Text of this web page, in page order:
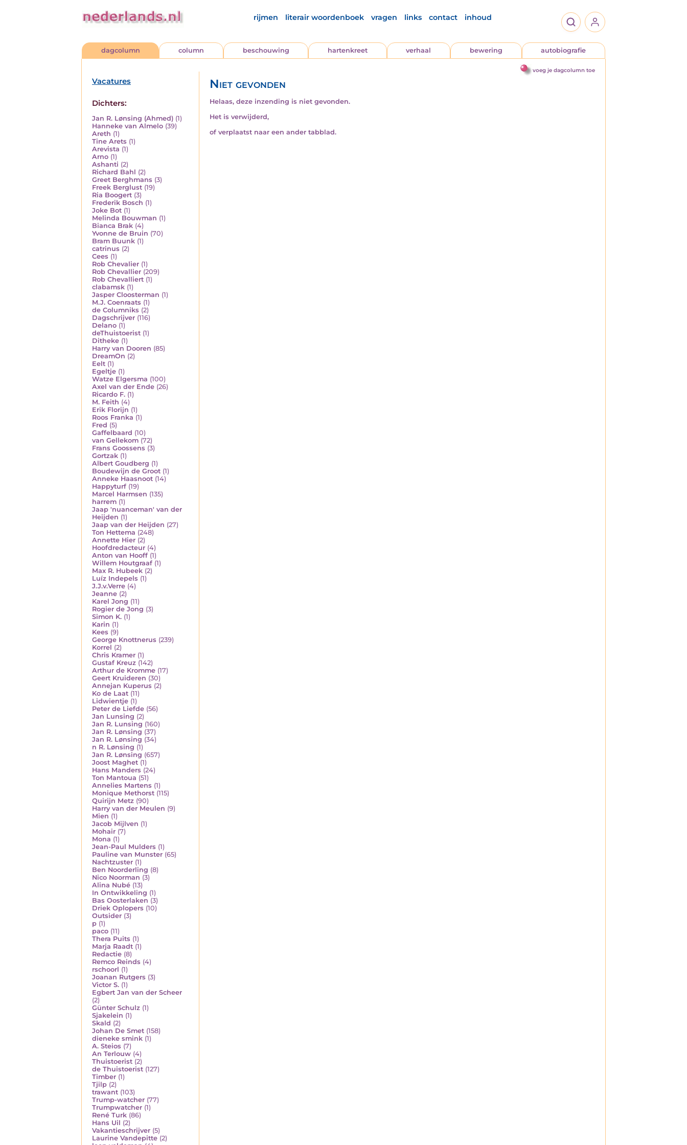
rijmen literair woordenboek vragen links contact inhoud
dagcolumn column beschouwing hartenkreet verhaal bewering autobiografie
voeg je dagcolumn toe
Vacatures
Dichters:
Jan R. Lønsing (Ahmed) (1)
Hanneke van Almelo (39)
Areth (1)
Tine Arets (1)
Arevista (1)
Arno (1)
Ashanti (2)
Richard Bahl (2)
Greet Berghmans (3)
Freek Berglust (19)
Ria Boogert (3)
Frederik Bosch (1)
Joke Bot (1)
Melinda Bouwman (1)
Bianca Brak (4)
Yvonne de Bruin (70)
Bram Buunk (1)
catrinus (2)
Cees (1)
Rob Chevalier (1)
Rob Chevallier (209)
Rob Chevalliert (1)
clabamsk (1)
Jasper Cloosterman (1)
M.J. Coenraats (1)
de Columniks (2)
Dagschrijver (116)
Delano (1)
deThuistoerist (1)
Ditheke (1)
Harry van Dooren (85)
DreamOn (2)
Eelt (1)
Egeltje (1)
Watze Elgersma (100)
Axel van der Ende (26)
Ricardo F. (1)
M. Feith (4)
Erik Florijn (1)
Roos Franka (1)
Fred (5)
Gaffelbaard (10)
van Gellekom (72)
Frans Goossens (3)
Gortzak (1)
Albert Goudberg (1)
Boudewijn de Groot (1)
Anneke Haasnoot (14)
Happyturf (19)
Marcel Harmsen (135)
harrem (1)
Jaap 'nuanceman' van der
Heijden (1)
Jaap van der Heijden (27)
Ton Hettema (248)
Annette Hier (2)
Hoofdredacteur (4)
Anton van Hooff (1)
Willem Houtgraaf (1)
Max R. Hubeek (2)
Luíz Indepels (1)
J.J.v.Verre (4)
Jeanne (2)
Karel Jong (11)
Rogier de Jong (3)
Simon K. (1)
Karin (1)
Kees (9)
George Knottnerus (239)
Korrel (2)
Chris Kramer (1)
Gustaf Kreuz (142)
Arthur de Kromme (17)
Geert Kruideren (30)
Annejan Kuperus (2)
Ko de Laat (11)
Lidwientje (1)
Peter de Liefde (56)
Jan Lunsing (2)
Jan R. Lunsing (160)
Jan R. Lønsing (37)
Jan R. Lønsing (34)
n R. Lønsing (1)
Jan R. Lønsing (657)
Joost Maghet (1)
Hans Manders (24)
Ton Mantoua (51)
Annelies Martens (1)
Monique Methorst (115)
Quirijn Metz (90)
Harry van der Meulen (9)
Mien (1)
Jacob Mijlven (1)
Mohair (7)
Mona (1)
Jean-Paul Mulders (1)
Pauline van Munster (65)
Nachtzuster (1)
Ben Noorderling (8)
Nico Noorman (3)
Alina Nubé (13)
In Ontwikkeling (1)
Bas Oosterlaken (3)
Driek Oplopers (10)
Outsider (3)
p (1)
paco (11)
Thera Puits (1)
Marja Raadt (1)
Redactie (8)
Remco Reinds (4)
rschoorl (1)
Joanan Rutgers (3)
Victor S. (1)
Egbert Jan van der Scheer
(2)
Günter Schulz (1)
Sjakelein (1)
Skald (2)
Johan De Smet (158)
dieneke smink (1)
A. Steios (7)
An Terlouw (4)
Thuistoerist (2)
de Thuistoerist (127)
Timber (1)
Tjilp (2)
trawant (103)
Trump-watcher (77)
Trumpwatcher (1)
René Turk (86)
Hans Uil (2)
Vakantieschrijver (5)
Laurine Vandepitte (2)
Niet gevonden
Helaas, deze inzending is niet gevonden.
Het is verwijderd,
of verplaatst naar een ander tabblad.